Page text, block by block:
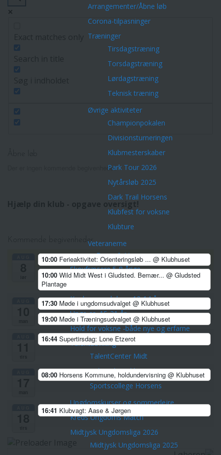
Arrangementer/Åbne løb
Corona-tilpasninger
Træninger
Tirsdagstræning
Torsdagstræning
Lørdagstræning
Teknisk træning
Øvrige aktiviteter
Championpokalen
Divisionsturneringen
Klubmesterskaber
Park Tour 2026
Nytårsløb 2025
Dark Trail Horsens
Klubfest for voksne
Klubture
Veteranerne
Børn & Unge
Skovfræsere 5-8 årige
Konkurrenceløbere 12-14 år
Unge ca. 15-21 år
Hold for voksne -både nye og erfarne
Talentudviking
TalentCenter Midt
Talentidrætsklasser
Sportscollege Horsens
Ungdomskurser og sommerlejre
Kreds Ungdoms Match
Midtjysk Ungdomsliga 2026
Midtjysk Ungdomsliga 2025
Der er ingen kommende begivenheder.
Kommende begivenheder
10:00 Ferieaktivitet: Orienteringsløb ... @ Klubhuset
10:00 Wild Midt West i Gludsted. Bemær... @ Gludsted
Plantage
17:30 Møde i ungdomsudvalget @ Klubhuset
19:00 Møde i Træningsudvalget @ Klubhuset
16:44 Supertirsdag: Lone Etzerot
08:00 Horsens Kommune, holdundervisning @ Klubhuset
16:41 Klubvagt: Aase & Jørgen